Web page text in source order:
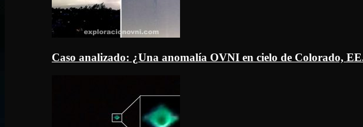
Caso analizado: ¿Una anomalía OVNI en cielo de Colorado,